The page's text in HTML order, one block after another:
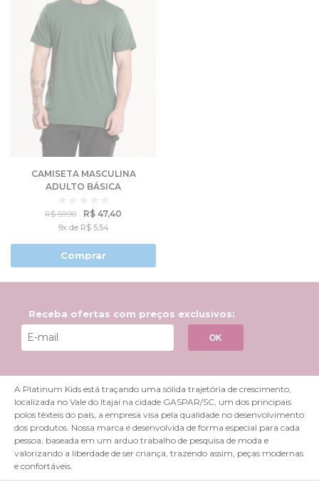
CAMISETA MASCULINA
ADULTO BÁSICA
R$ 59,90 R$ 47,40
9x de R$ 5,54
Comprar
Receba ofertas com preços exclusivos:
OK
A Platinum Kids está traçando uma sólida trajetória de crescimento,
localizada no Vale do Itajaí na cidade GASPAR/SC, um dos principais
polos têxteis do país, a empresa visa pela qualidade no desenvolvimento
dos produtos. Nossa marca é desenvolvida de forma especial para cada
pessoa, baseada em um arduo trabalho de pesquisa de moda e
valorizando a liberdade de ser criança, trazendo assim, peças modernas
e confortáveis.